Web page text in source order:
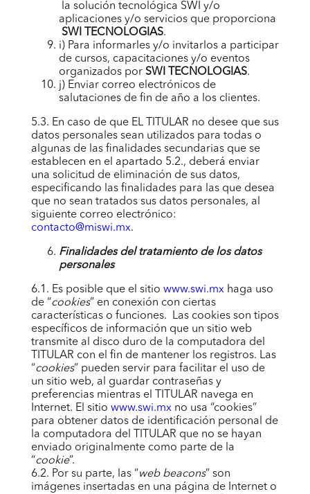
la solución tecnológica SWI y/o
aplicaciones y/o servicios que proporciona
SWI TECNOLOGIAS.
i) Para informarles y/o invitarlos a participar
de cursos, capacitaciones y/o eventos
organizados por SWI TECNOLOGIAS.
j) Enviar correo electrónicos de
salutaciones de fin de año a los clientes.
5.3. En caso de que EL TITULAR no desee que sus
datos personales sean utilizados para todas o
algunas de las finalidades secundarias que se
establecen en el apartado 5.2., deberá enviar
una solicitud de eliminación de sus datos,
especificando las finalidades para las que desea
que no sean tratados sus datos personales, al
siguiente correo electrónico:
contacto@miswi.mx.
Finalidades del tratamiento de los datos
personales
6.1. Es posible que el sitio www.swi.mxhaga uso
de “cookies” en conexión con ciertas
características o funciones. Las cookies son tipos
específicos de información que un sitio web
transmite al disco duro de la computadora del
TITULAR con el fin de mantener los registros. Las
“cookies” pueden servir para facilitar el uso de
un sitio web, al guardar contraseñas y
preferencias mientras el TITULAR navega en
Internet. El sitio www.swi.mxno usa “cookies”
para obtener datos de identificación personal de
la computadora del TITULAR que no se hayan
enviado originalmente como parte de la
“cookie”.
6.2. Por su parte, las “web beacons” son
imágenes insertadas en una página de Internet o